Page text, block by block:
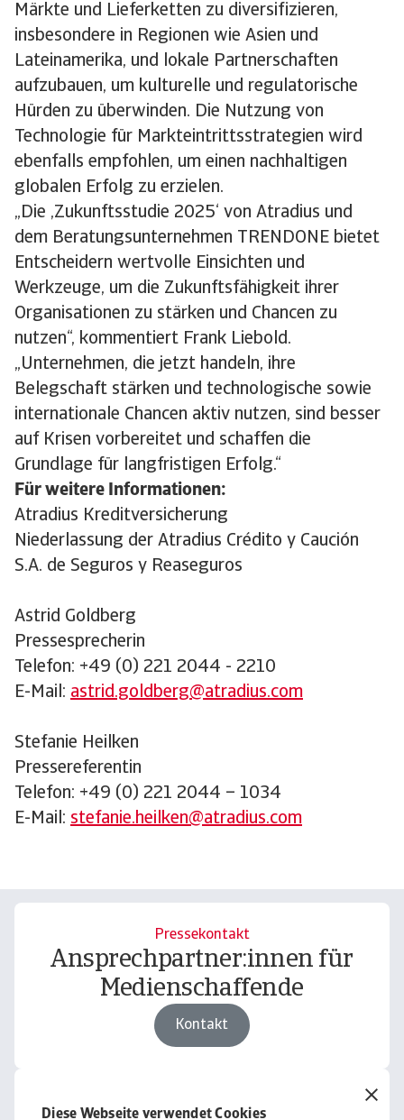
Diese Webseite verwendet Cookies
Märkte und Lieferketten zu diversifizieren,
insbesondere in Regionen wie Asien und
Lateinamerika, und lokale Partnerschaften
aufzubauen, um kulturelle und regulatorische
Hürden zu überwinden. Die Nutzung von
Technologie für Markteintrittsstrategien wird
ebenfalls empfohlen, um einen nachhaltigen
globalen Erfolg zu erzielen.
„Die ‚Zukunftsstudie 2025‘ von Atradius und
dem Beratungsunternehmen TRENDONE bietet
Entscheidern wertvolle Einsichten und
Werkzeuge, um die Zukunftsfähigkeit ihrer
Organisationen zu stärken und Chancen zu
nutzen“, kommentiert Frank Liebold.
„Unternehmen, die jetzt handeln, ihre
Belegschaft stärken und technologische sowie
internationale Chancen aktiv nutzen, sind besser
auf Krisen vorbereitet und schaffen die
Grundlage für langfristigen Erfolg.“
Für weitere Informationen:
Atradius Kreditversicherung
Niederlassung der Atradius Crédito y Caución
S.A. de Seguros y Reaseguros
Astrid Goldberg
Pressesprecherin
Telefon: +49 (0) 221 2044 - 2210
E-Mail: astrid.goldberg@atradius.com
Stefanie Heilken
Pressereferentin
Telefon: +49 (0) 221 2044 – 1034
E-Mail: stefanie.heilken@atradius.com
Pressekontakt
Ansprechpartner:innen für
Medienschaffende
Kontakt